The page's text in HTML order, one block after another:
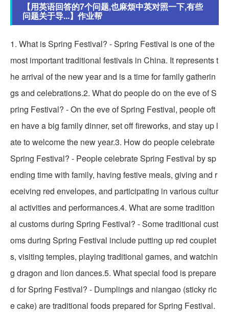
【用英语回答的7个问题,也麻烦中英对照一下,有些
问题关于导...】作业帮
1. What is Spring Festival? - Spring Festival is one of the
most important traditional festivals in China. It represents t
he arrival of the new year and is a time for family gatherin
gs and celebrations.2. What do people do on the eve of S
pring Festival? - On the eve of Spring Festival, people oft
en have a big family dinner, set off fireworks, and stay up l
ate to welcome the new year.3. How do people celebrate
Spring Festival? - People celebrate Spring Festival by sp
ending time with family, having festive meals, giving and r
eceiving red envelopes, and participating in various cultur
al activities and performances.4. What are some tradition
al customs during Spring Festival? - Some traditional cust
oms during Spring Festival include putting up red couplet
s, visiting temples, playing traditional games, and watchin
g dragon and lion dances.5. What special food is prepare
d for Spring Festival? - Dumplings and niangao (sticky ric
e cake) are traditional foods prepared for Spring Festival.